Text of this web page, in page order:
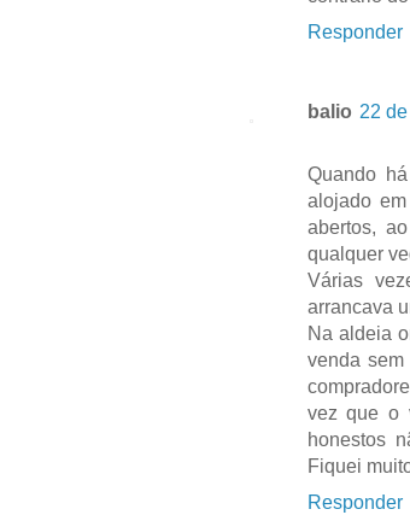
Responder
balio 22
Quando
alojado
abertos,
qualquer
Várias
arrancava
Na aldeia
venda
vez que o
honestos
Fiquei
Responder